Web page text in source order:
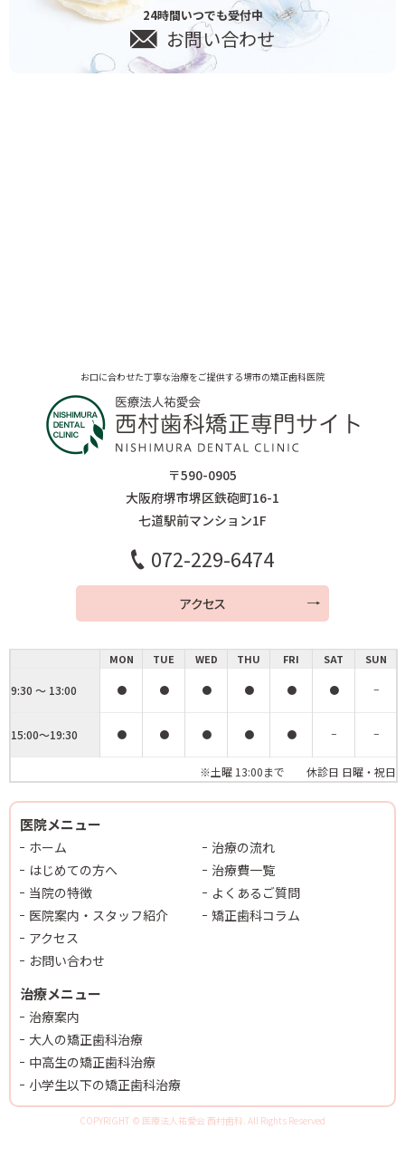
24時間いつでも受付中
お問い合わせ
お口に合わせた丁寧な治療をご提供する堺市の矯正歯科医院
〒590-0905
大阪府堺市堺区鉄砲町16-1
七道駅前マンション1F
072-229-6474
アクセス
MON TUE WED THU FRI SAT SUN
※土曜 13:00まで 休診日 日曜・祝日
9:30 ～ 13:00 ● ● ● ● ● ● −
15:00～19:30 ● ● ● ● ● − −
医院メニュー
ホーム
はじめての方へ
当院の特徴
医院案内・スタッフ紹介
治療の流れ
治療費一覧
よくあるご質問
矯正歯科コラム
アクセス
お問い合わせ
治療メニュー
治療案内
大人の矯正歯科治療
中高生の矯正歯科治療
小学生以下の矯正歯科治療
COPYRIGHT © 医療法人祐愛会 西村歯科. All Rights Reserved